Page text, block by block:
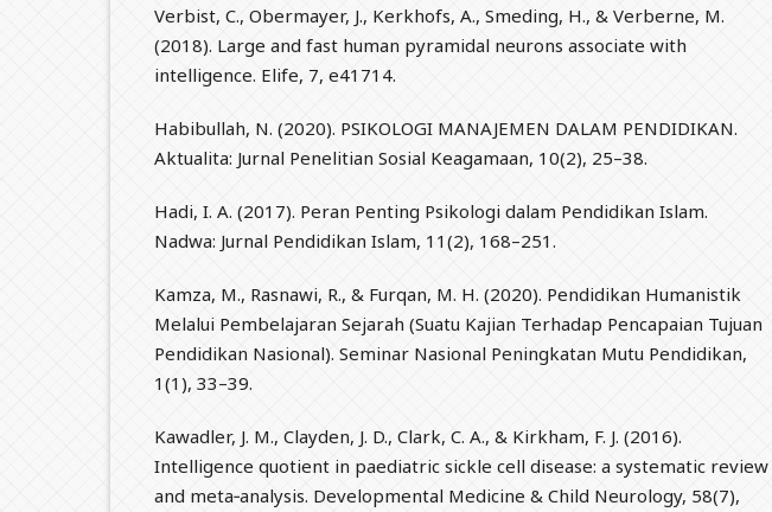
Verbist, C., Obermayer, J., Kerkhofs, A., Smeding, H., & Verberne, M.
(2018). Large and fast human pyramidal neurons associate with
intelligence. Elife, 7, e41714.
Habibullah, N. (2020). PSIKOLOGI MANAJEMEN DALAM PENDIDIKAN.
Aktualita: Jurnal Penelitian Sosial Keagamaan, 10(2), 25–38.
Hadi, I. A. (2017). Peran Penting Psikologi dalam Pendidikan Islam.
Nadwa: Jurnal Pendidikan Islam, 11(2), 168–251.
Kamza, M., Rasnawi, R., & Furqan, M. H. (2020). Pendidikan Humanistik
Melalui Pembelajaran Sejarah (Suatu Kajian Terhadap Pencapaian Tujuan
Pendidikan Nasional). Seminar Nasional Peningkatan Mutu Pendidikan,
1(1), 33–39.
Kawadler, J. M., Clayden, J. D., Clark, C. A., & Kirkham, F. J. (2016).
Intelligence quotient in paediatric sickle cell disease: a systematic review
and meta‐analysis. Developmental Medicine & Child Neurology, 58(7),